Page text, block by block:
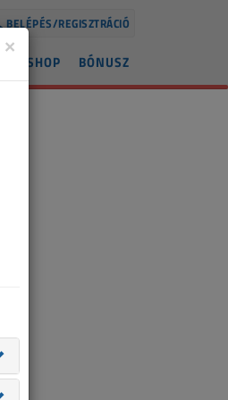
BELÉPÉS/REGISZTRÁCIÓ
BÓNUSZ
SHOP
×